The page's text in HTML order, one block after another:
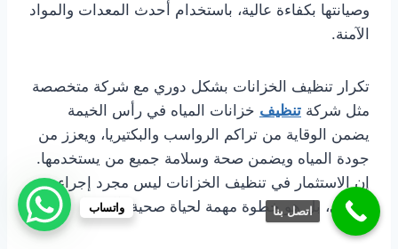
وصيانتها بكفاءة عالية، باستخدام أحدث المعدات والمواد
الآمنة.
تكرار تنظيف الخزانات بشكل دوري مع شركة متخصصة
مثل شركة تنظيف خزانات المياه في رأس الخيمة
يضمن الوقاية من تراكم الرواسب والبكتيريا، ويعزز من
جودة المياه ويضمن صحة وسلامة جميع من يستخدمها.
إن الاستثمار في تنظيف الخزانات ليس مجرد إجراء
روتيني، بل هو خطوة مهمة لحياة صحية وآمنة.
واتساب اتصل بنا